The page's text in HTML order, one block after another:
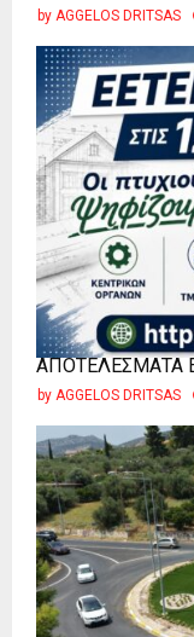
by AGGELOS DRITSAS
ΑΠΟΤΕΛΕΣΜΑΤΑ
by AGGELOS DRITSAS